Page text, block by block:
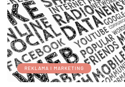
REKLAMA I MARKETING